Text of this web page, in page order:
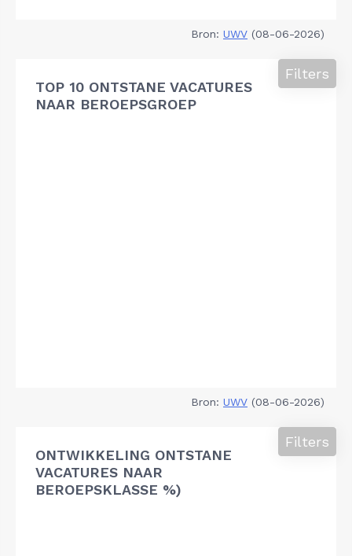
Bron: UWV (08-06-2026)
TOP 10 ONTSTANE VACATURES
NAAR BEROEPSGROEP
Filters
Bron: UWV (08-06-2026)
ONTWIKKELING ONTSTANE
VACATURES NAAR
BEROEPSKLASSE %)
Filters